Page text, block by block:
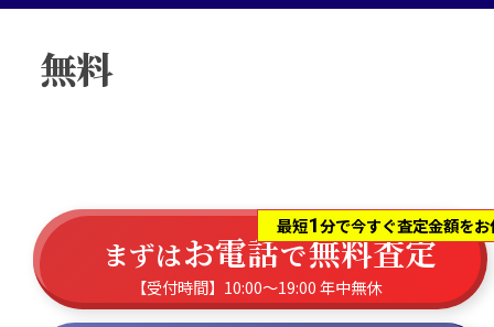
無料
最短1分で今すぐ査定金額を
まずはお電話で無料査定
【受付時間】10:00～19:00 年中無休